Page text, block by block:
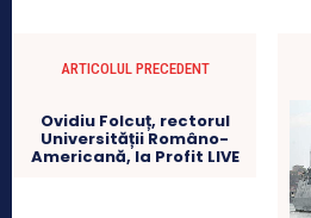
ARTICOLUL PRECEDENT
Ovidiu Folcuț, rectorul
Universității Româno-
Americană, la Profit LIVE